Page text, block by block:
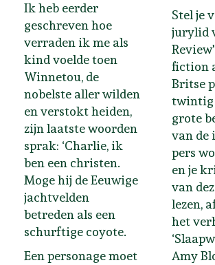
Ik heb eerder
geschreven hoe
verraden ik me als
kind voelde toen
Winnetou, de
nobelste aller wilden
en verstokt heiden,
zijn laatste woorden
sprak: ‘Charlie, ik
ben een christen.
Moge hij de Eeuwige
jachtvelden
betreden als een
schurftige coyote.
Een personage moet
Stel je
jurylid
fiction
Britse
twintig
grote
van de
pers
en je
van
lezen,
het
Amy